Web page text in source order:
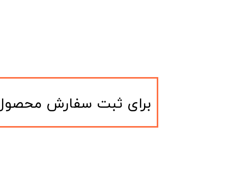
​برای ثبت سفارش محصول و یا مشاوره